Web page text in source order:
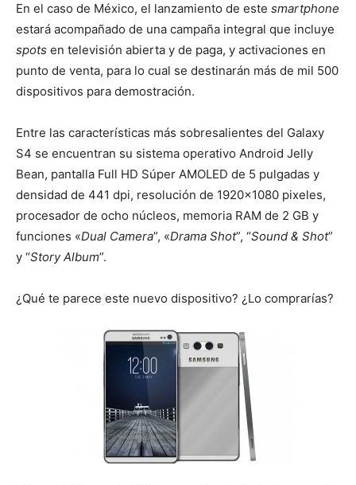
En el caso de México, el lanzamiento de este smartphone
estará acompañado de una campaña integral que incluye
spots en televisión abierta y de paga, y activaciones en
punto de venta, para lo cual se destinarán más de mil 500
dispositivos para demostración.
Entre las características más sobresalientes del Galaxy
S4 se encuentran su sistema operativo Android Jelly
Bean, pantalla Full HD Súper AMOLED de 5 pulgadas y
densidad de 441 dpi, resolución de 1920×1080 pixeles,
procesador de ocho núcleos, memoria RAM de 2 GB y
funciones «Dual Camera”, «Drama Shot”, “Sound & Shot”
y “Story Album”.
¿Qué te parece este nuevo dispositivo? ¿Lo comprarías?